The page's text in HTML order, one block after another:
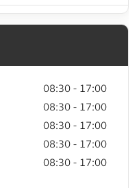
08:30 - 17:00
08:30 - 17:00
08:30 - 17:00
08:30 - 17:00
08:30 - 17:00